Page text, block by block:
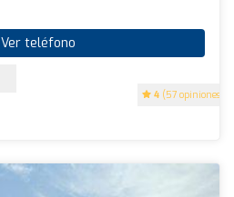
4 (57 opiniones)
Ver teléfono